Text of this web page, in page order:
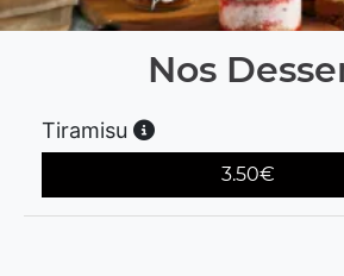
Nos
Tiramisu
3.50€